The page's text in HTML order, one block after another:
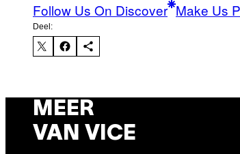
Follow Us On Discover Make Us
Deel:
MEER
VAN VICE